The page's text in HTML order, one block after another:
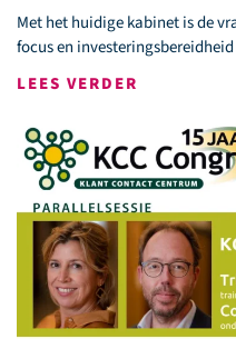
Met het huidige kabinet is de
focus en
LEES VERDER